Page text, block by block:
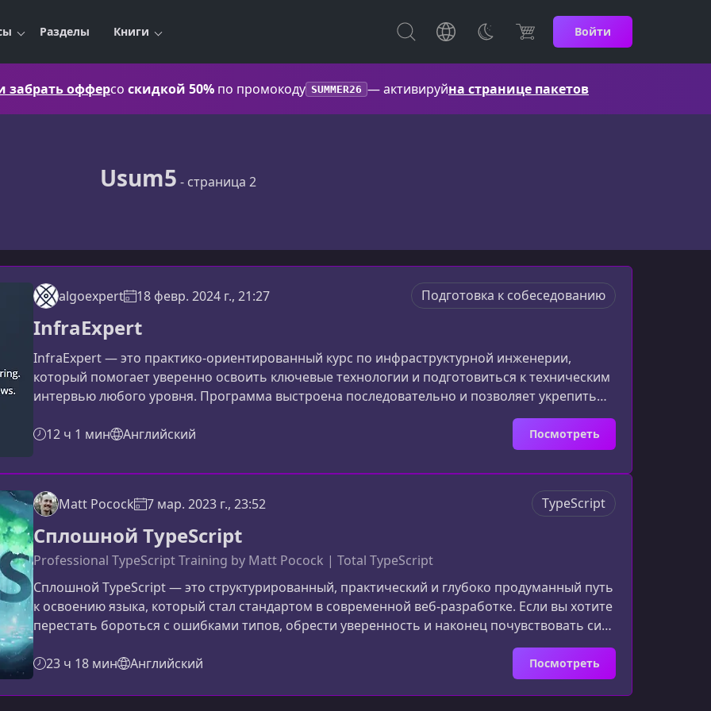
Разделы Книги Войти
забрать офферсо скидкой 50% по промокоду SUMMER26 — активируйна странице пакетов
Usum5 - страница 2
algoexpert 18 февр. 2024 г., 21:27 Подготовка к собеседованию
InfraExpert
InfraExpert — это практико-ориентированный курс по инфраструктурной инженерии,
который помогает уверенно освоить ключевые технологии и подготовиться к техническим
интервью любого уровня. Программа выстроена последовательно и позволяет укрепить
фундамент, шаг за шагом переходя к более сложным концепциям.Что делает InfraExpert
уникальнымКурс объединяет теорию, практику и реальные сценарии из мира
12 ч 1 мин Английский Посмотреть
Matt Pocock 7 мар. 2023 г., 23:52 TypeScript
Сплошной TypeScript
Professional TypeScript Training by Matt Pocock | Total TypeScript
Сплошной TypeScript — это структурированный, практический и глубоко продуманный путь
к освоению языка, который стал стандартом в современной веб‑разработке. Если вы хотите
перестать бороться с ошибками типов, обрести уверенность и наконец почувствовать силу
TypeScript — этот курс создан для вас.Почему стоит изучать TypeScript глубокоTypeScript
уже давно перестал быть "приятным дополнением" — он стал ключевым инструментом
23 ч 18 мин Английский Посмотреть